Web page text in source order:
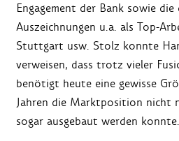
Engagement der Bank sowie die
Auszeichnungen u.a. als Top-
Stuttgart usw. Stolz konnte
verweisen, dass trotz vieler
benötigt heute eine gewisse
Jahren die Marktposition nicht
sogar ausgebaut werden konnte.